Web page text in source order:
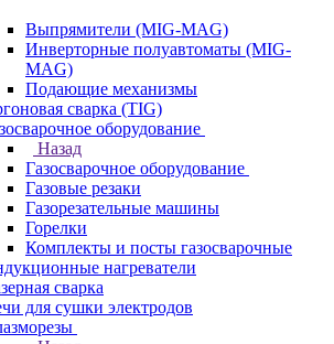
Выпрямители (MIG-MAG)
Инверторные полуавтоматы (MIG-
MAG)
Подающие механизмы
сварка (TIG)
оборудование
Назад
Газосварочное оборудование
Газовые резаки
Газорезательные машины
Горелки
Комплекты и посты газосварочные
нагреватели
сварка
для сушки электродов